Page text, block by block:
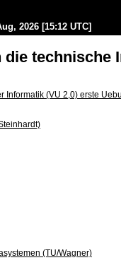
2026 [15:12 UTC]
technische
Informatik (VU 2,0) erste
(TU/Wagner)